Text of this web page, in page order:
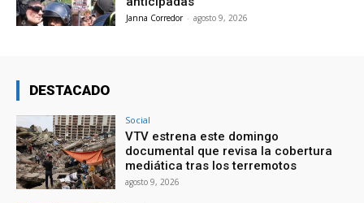
Janna Corredor - agosto 9, 2026
DESTACADO
Social
VTV estrena este domingo
documental que revisa la cobertura
mediática tras los terremotos
agosto 9, 2026